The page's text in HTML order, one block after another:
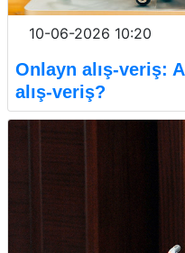
10-06-2026 10:20
Onlayn alış-veriş:
alış-veriş?